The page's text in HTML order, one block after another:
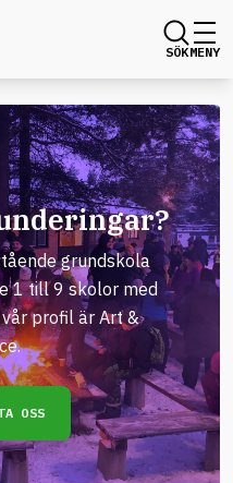
SÖKMENY
grundskola
1 till 9 skolor med
profil är Art &
OSS